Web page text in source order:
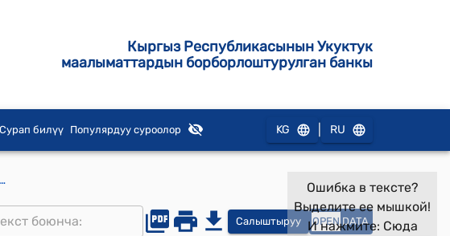
Кыргыз Республикасынын Укуктук
маалыматтардын борборлоштурулган банкы
Сурап билүү Популярдуу суроолор KG RU
Талас шаардык кеңешинин 2022-жылдын 27-декабрындагы № 36/19-8 "Талас шаардык Муниципалдык менчик башкармалыгынын жалпы ишмердүүлүгү жана жаңы тариф менен иштөөнүн жыйынтыктары жөнүндө" токтому
Салыштыруу OPEN DATA
Ошибка в тексте?
Выделите ее мышкой!
И нажмите: Сюда